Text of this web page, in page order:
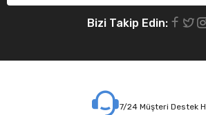
Bizi Takip Edin:
7/24 Müşteri Destek